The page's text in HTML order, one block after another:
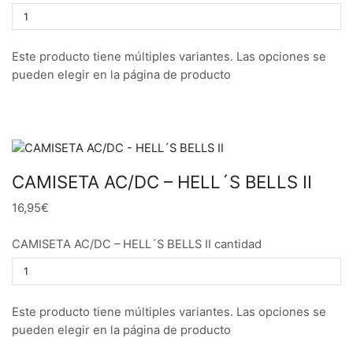
Este producto tiene múltiples variantes. Las opciones se
pueden elegir en la página de producto
CAMISETA AC/DC – HELL´S BELLS II
16,95€
CAMISETA AC/DC – HELL´S BELLS II cantidad
Este producto tiene múltiples variantes. Las opciones se
pueden elegir en la página de producto